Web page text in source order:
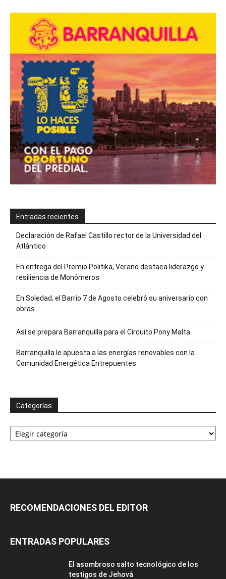
Entradas recientes
Declaración de Rafael Castillo rector de la Universidad del
Atlántico
En entrega del Premio Politika, Verano destaca liderazgo y
resiliencia de Monómeros
En Soledad, el Barrio 7 de Agosto celebró su aniversario con
obras
Así se prepara Barranquilla para el Circuito Pony Malta
Barranquilla le apuesta a las energías renovables con la
Comunidad Energética Entrepuentes
Categorías
Categorías
RECOMENDACIONES DEL EDITOR
ENTRADAS POPULARES
El asombroso salto tecnológico de los
testigos de Jehová